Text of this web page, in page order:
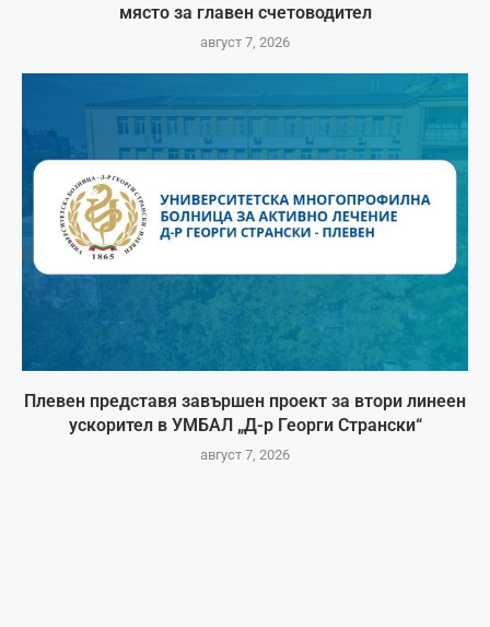
място за главен счетоводител
август 7, 2026
Плевен представя завършен проект за втори линеен
ускорител в УМБАЛ „Д-р Георги Странски“
август 7, 2026